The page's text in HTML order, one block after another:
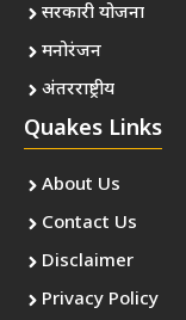
सरकारी योजना
मनोरंजन
अंतरराष्ट्रीय
Quakes Links
About Us
Contact Us
Disclaimer
Privacy Policy